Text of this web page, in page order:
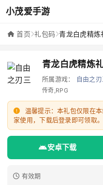
小茂爱手游
青龙白虎精炼
首页 礼包码 青龙白虎精炼
青龙白虎精炼
所属游戏： 自由之刃
传奇,RPG
温馨提示：本礼包仅限在
家使用，下载后登录即可领取。
安卓下载
有效期